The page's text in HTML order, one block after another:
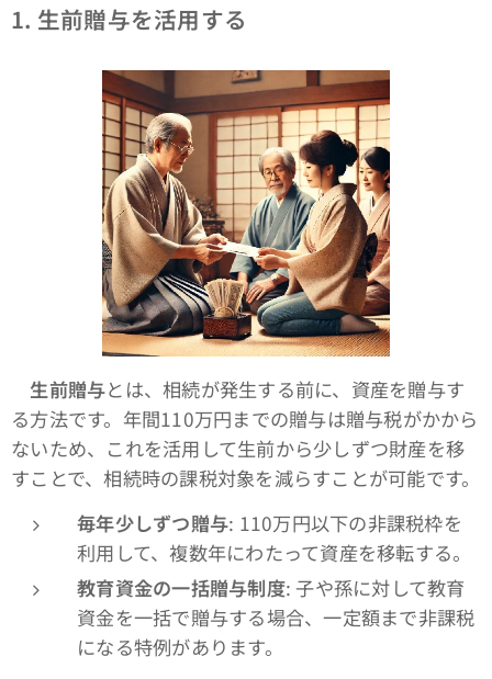
1. 生前贈与を活用する
生前贈与とは、相続が発生する前に、資産を贈与す
る方法です。年間110万円までの贈与は贈与税がかから
ないため、これを活用して生前から少しずつ財産を移
すことで、相続時の課税対象を減らすことが可能です。
毎年少しずつ贈与: 110万円以下の非課税枠を
利用して、複数年にわたって資産を移転する。
教育資金の一括贈与制度: 子や孫に対して教育
資金を一括で贈与する場合、一定額まで非課税
になる特例があります。